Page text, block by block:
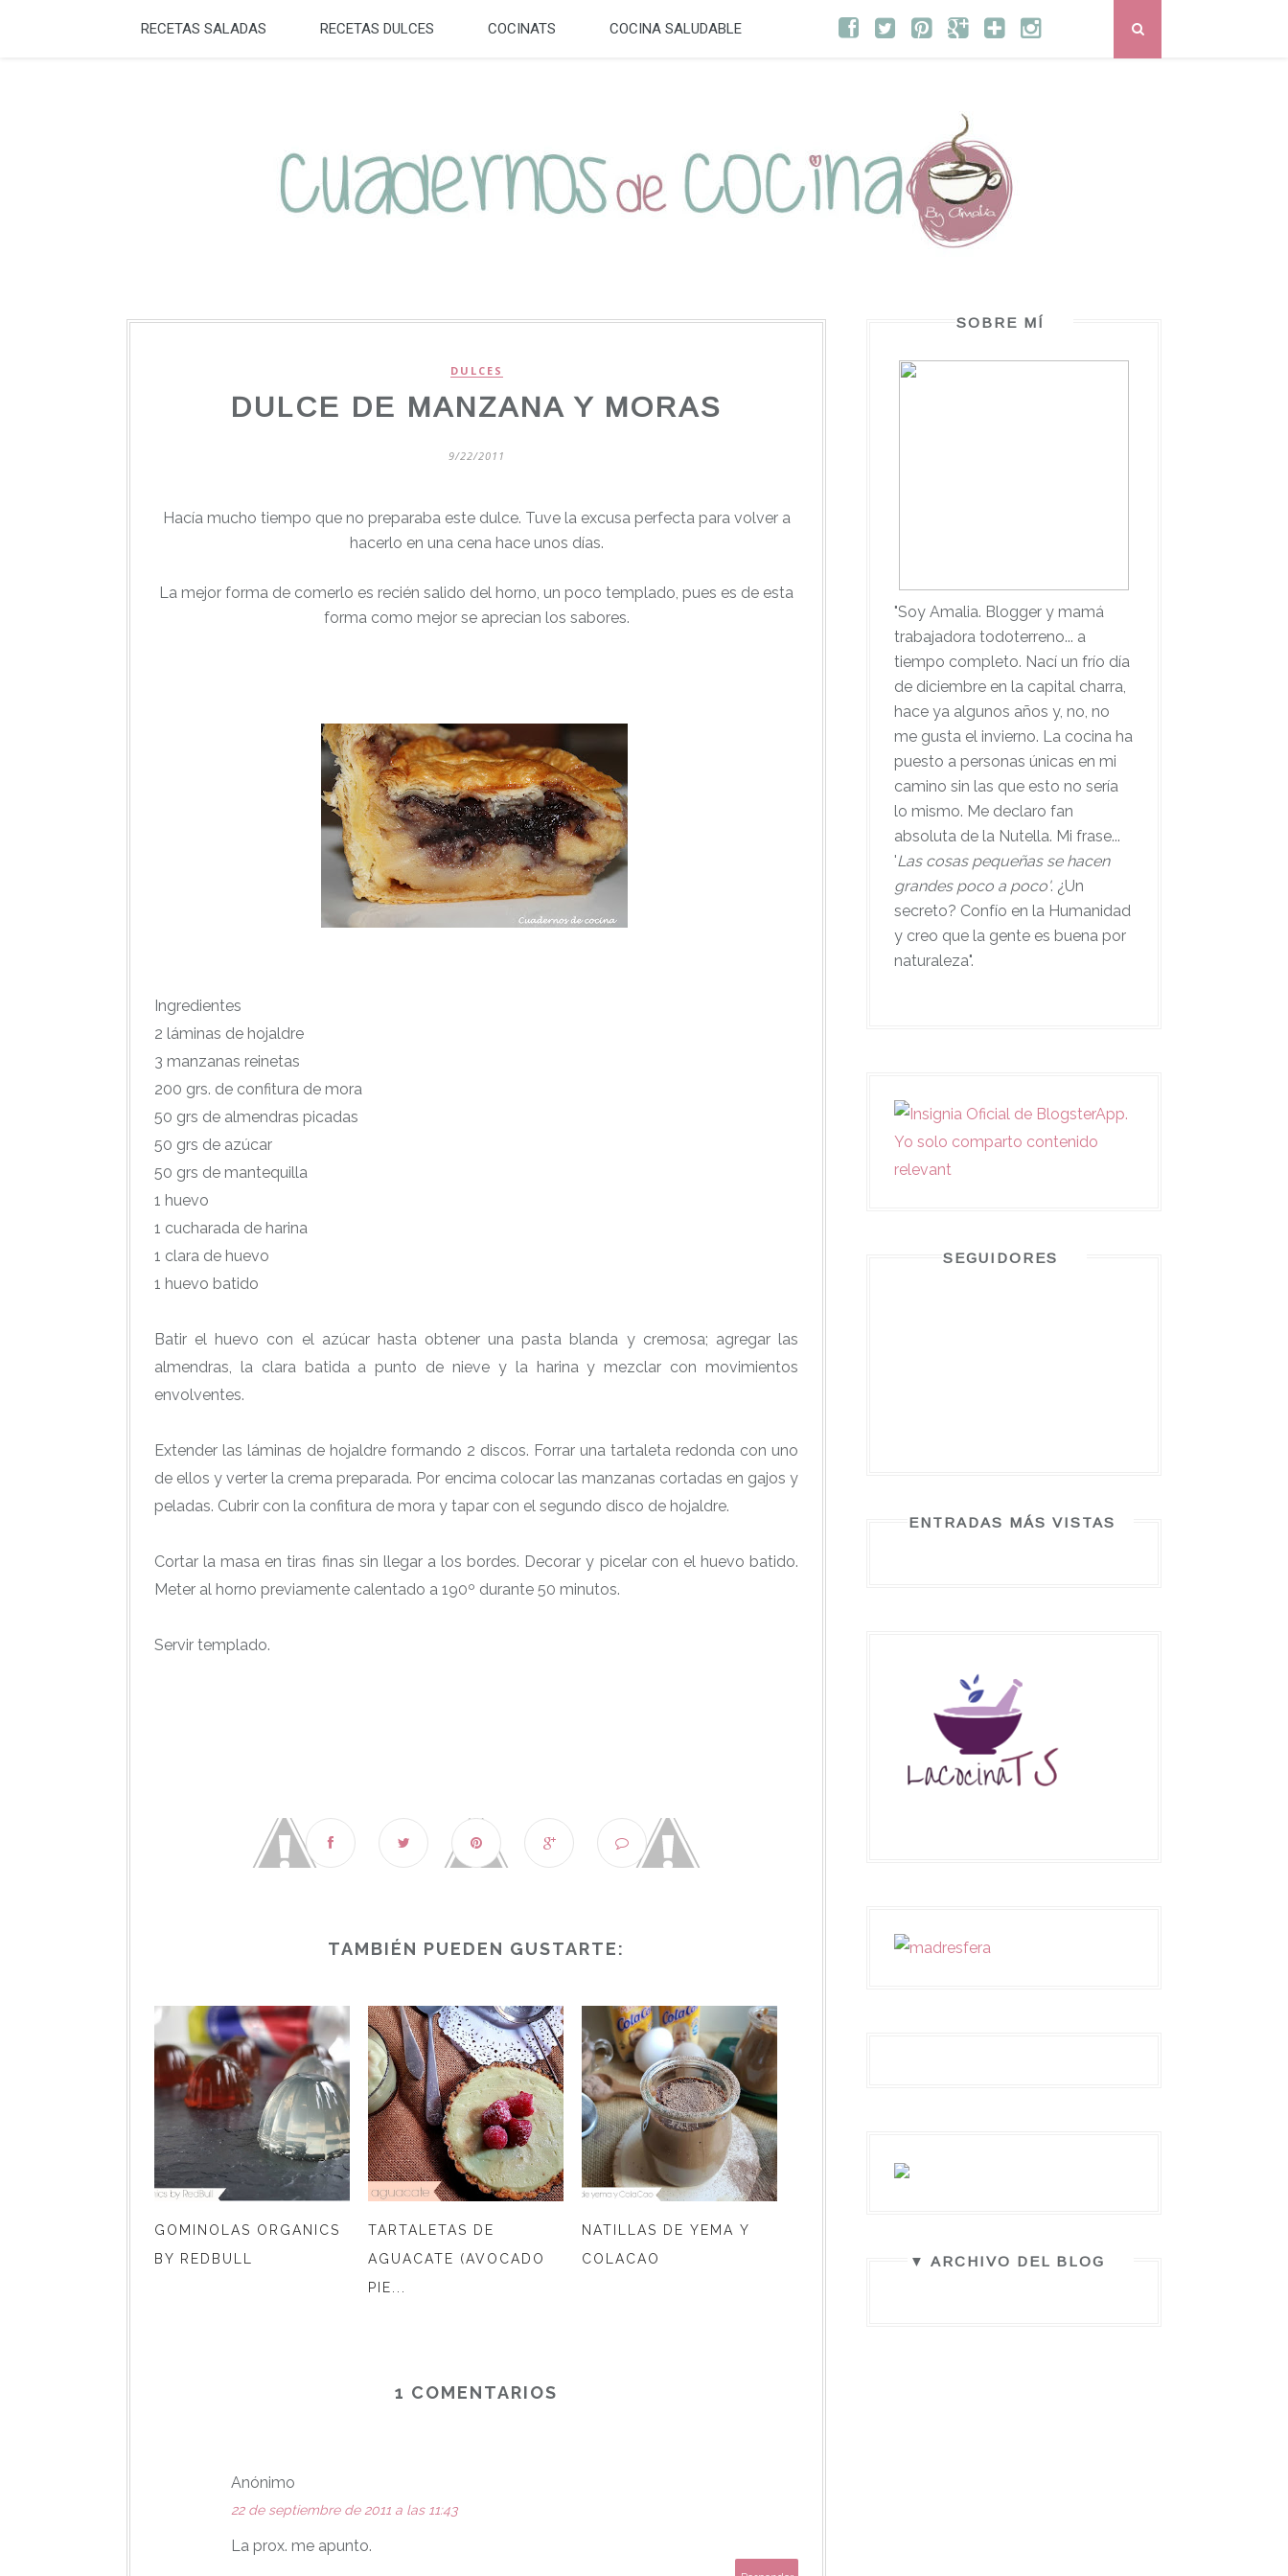
RECETAS SALADAS RECETAS DULCES COCINATS COCINA SALUDABLE
DULCES
DULCE DE MANZANA Y MORAS
9/22/2011
Hacía mucho tiempo que no preparaba este dulce. Tuve la excusa perfecta para volver a
hacerlo en una cena hace unos días.
La mejor forma de comerlo es recién salido del horno, un poco templado, pues es de esta
forma como mejor se aprecian los sabores.
Ingredientes
2 láminas de hojaldre
3 manzanas reinetas
200 grs. de confitura de mora
50 grs de almendras picadas
50 grs de azúcar
50 grs de mantequilla
1 huevo
1 cucharada de harina
1 clara de huevo
1 huevo batido
Batir el huevo con el azúcar hasta obtener una pasta blanda y cremosa; agregar las
almendras, la clara batida a punto de nieve y la harina y mezclar con movimientos
envolventes.
Extender las láminas de hojaldre formando 2 discos. Forrar una tartaleta redonda con uno
de ellos y verter la crema preparada. Por encima colocar las manzanas cortadas en gajos y
peladas. Cubrir con la confitura de mora y tapar con el segundo disco de hojaldre.
Cortar la masa en tiras finas sin llegar a los bordes. Decorar y picelar con el huevo batido.
Meter al horno previamente calentado a 190º durante 50 minutos.
Servir templado.
TAMBIÉN PUEDEN GUSTARTE:
GOMINOLAS ORGANICS
BY REDBULL
TARTALETAS DE
AGUACATE (AVOCADO
PIE...
NATILLAS DE YEMA Y
COLACAO
1 COMENTARIOS
Anónimo
22 de septiembre de 2011 a las 11:43
La prox. me apunto.
SOBRE MÍ
"Soy Amalia. Blogger y mamá
trabajadora todoterreno... a
tiempo completo. Nací un frío día
de diciembre en la capital charra,
hace ya algunos años y, no, no
me gusta el invierno. La cocina ha
puesto a personas únicas en mi
camino sin las que esto no sería
lo mismo. Me declaro fan
absoluta de la Nutella. Mi frase...
'Las cosas pequeñas se hacen
grandes poco a poco'. ¿Un
secreto? Confío en la Humanidad
y creo que la gente es buena por
naturaleza".
SEGUIDORES
ENTRADAS MÁS VISTAS
▼ ARCHIVO DEL BLOG